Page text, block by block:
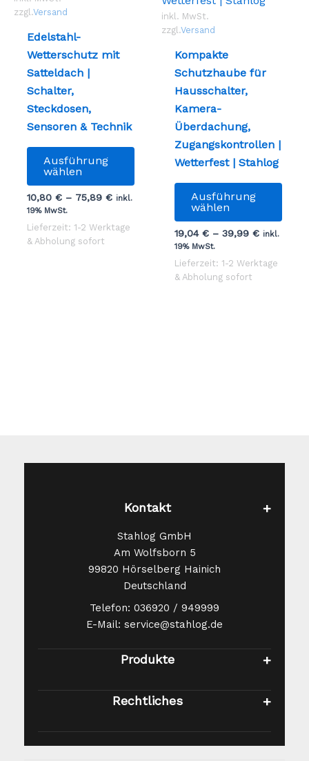
zzgl.Versand
Edelstahl-
Wetterschutz mit
Satteldach |
Schalter,
Steckdosen,
Sensoren & Technik
Ausführung
wählen
Dieses
Produkt
weist
Varianten
Optionen
10,80€ – 75,89€ inkl.
19% MwSt.
Lieferzeit: 1-2 Werktage
& Abholung sofort
inkl. MwSt.
zzgl.Versand
Kompakte
Schutzhaube für
Hausschalter,
Kamera-
Überdachung,
Zugangskontrollen |
Wetterfest | Stahlog
Ausführung
wählen
weist
19,04€ –39,99€ inkl.
19% MwSt.
Lieferzeit: 1-2 Werktage
& Abholung sofort
Kontakt
Stahlog GmbH
Am Wolfsborn 5
99820 Hörselberg Hainich
Deutschland
Telefon: 036920 / 949999
E-Mail: service@stahlog.de
Produkte
Rechtliches